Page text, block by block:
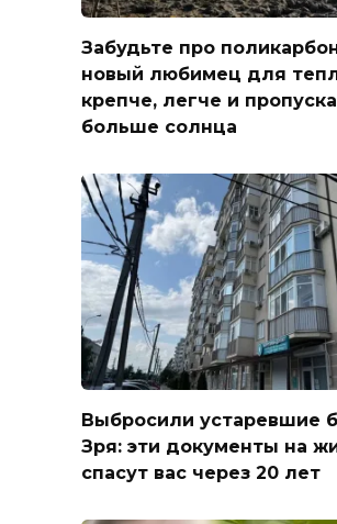
Забудьте про
новый любимец для
крепче, легче и
больше солнца
Выбросили устаревшие
Зря: эти документы на
спасут вас через 20 лет